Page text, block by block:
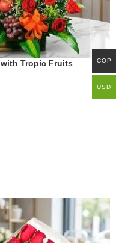
Tropic Fruits COP
USD